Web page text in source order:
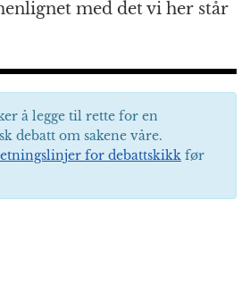
med det vi her står
å legge til rette for en
debatt om sakene våre.
for debattskikk før